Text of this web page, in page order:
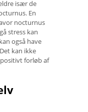
især de
En
nocturnus
stress kan
også have
kan ikke
forløb af